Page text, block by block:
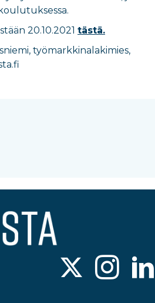
20.10.2021 tästä.
työmarkkinalakimies,